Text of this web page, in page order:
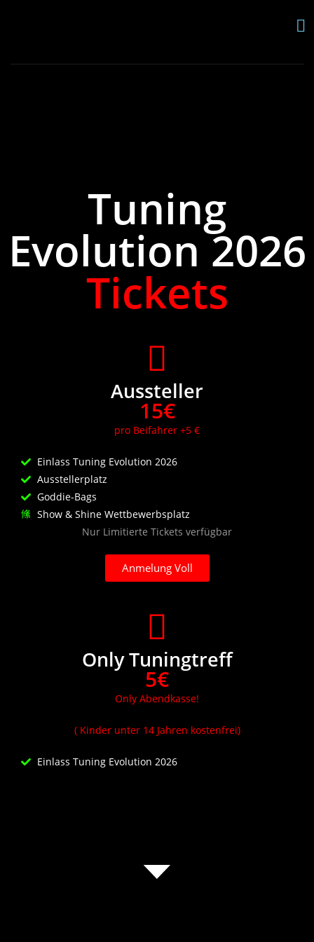
Tuning
Evolution 2026
Tickets
Aussteller
15€
pro Beifahrer +5 €
Einlass Tuning Evolution 2026
Ausstellerplatz
Goddie-Bags
Show & Shine Wettbewerbsplatz
Nur Limitierte Tickets verfügbar
Anmelung Voll
Only Tuningtreff
5€
Only Abendkasse!
( Kinder unter 14 Jahren kostenfrei)
Einlass Tuning Evolution 2026